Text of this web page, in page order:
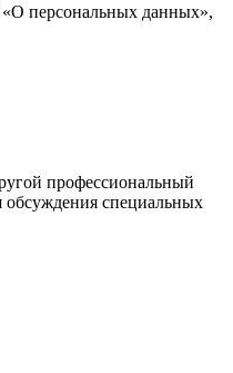
персональных данных»,
профессиональный
обсуждения специальных